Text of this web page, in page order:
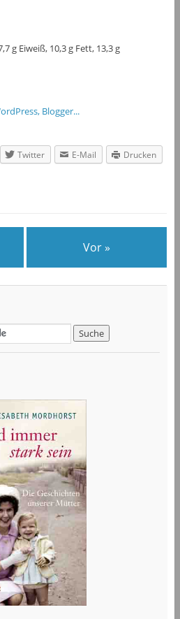
g Eiweiß, 10,3 g Fett, 13,3 g
Twitter E-Mail Drucken
Vor »